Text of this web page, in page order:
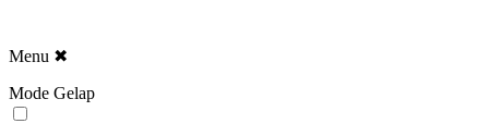
Menu ✖
Mode Gelap